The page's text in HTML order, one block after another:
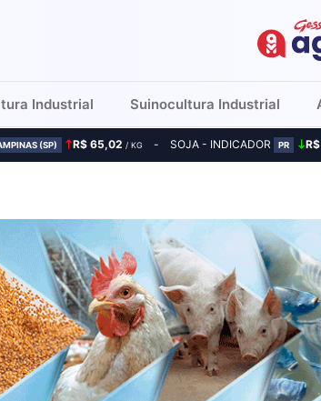
Industrial Suinocultura Industrial
(SP) R$ 65,02 / KG SOJA - INDICADOR PR